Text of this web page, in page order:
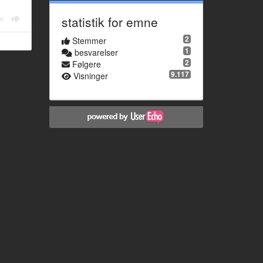
statistik for emne
2
Stemmer
1
besvarelser
2
Følgere
9.117
Visninger